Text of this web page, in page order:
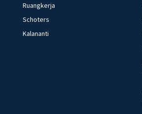
Ruangkerja
Schoters
Kalananti